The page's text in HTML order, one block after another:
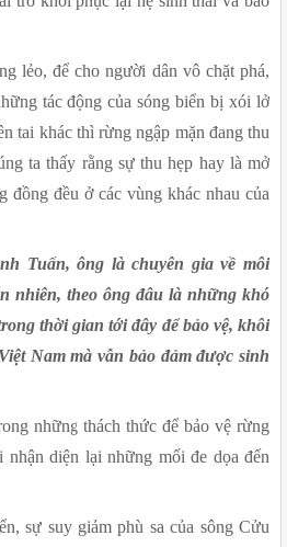
lẻo, để cho người dân vô chặt phá,
tác động của sóng biển bị xói lở
tai khác thì rừng ngập mặn đang thu
ta thấy rằng sự thu hẹp hay là mở
đồng đều ở các vùng khác nhau của
Tuấn, ông là chuyên gia về môi
nhiên, theo ông đâu là những khó
thời gian tới đây để bảo vệ, khôi
Nam mà vẫn bảo đảm được sinh
những thách thức để bảo vệ rừng
nhận diện lại những mối đe dọa đến
sự suy giảm phù sa của sông Cửu